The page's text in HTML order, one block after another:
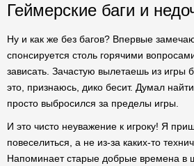
Геймерские баги и
Ну и как же без багов? Впервые
спонсируется столь горячими
зависать. Зачастую вылетаешь из игры
это, признаюсь, дико бесит. Думал
просто выбросился за пределы игры.
И это чисто неуважение к игроку! Я
повеселиться, а не из-за каких-то
Напоминает старые добрые времена в